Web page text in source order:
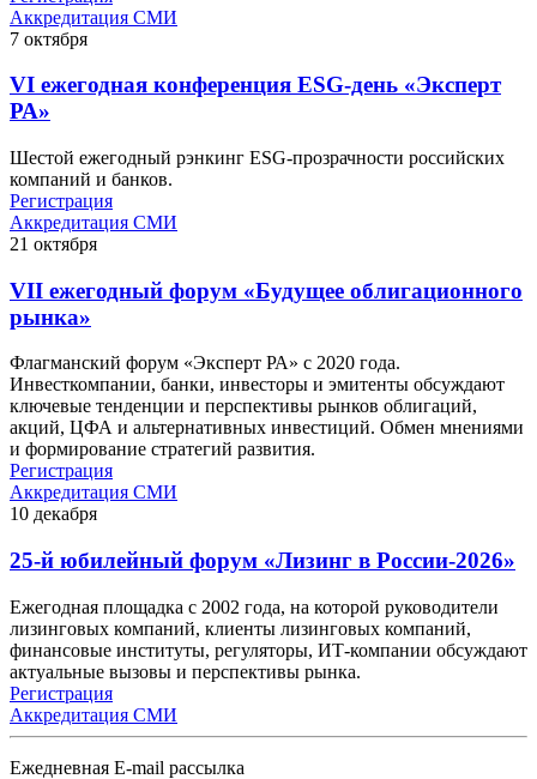
Аккредитация СМИ
7 октября
VI ежегодная конференция ESG-день «Эксперт
РА»
Шестой ежегодный рэнкинг ESG-прозрачности российских
компаний и банков.
Регистрация
Аккредитация СМИ
21 октября
VII ежегодный форум «Будущее облигационного
рынка»
Флагманский форум «Эксперт РА» с 2020 года.
Инвесткомпании, банки, инвесторы и эмитенты обсуждают
ключевые тенденции и перспективы рынков облигаций,
акций, ЦФА и альтернативных инвестиций. Обмен мнениями
и формирование стратегий развития.
Регистрация
Аккредитация СМИ
10 декабря
25-й юбилейный форум «Лизинг в России-2026»
Ежегодная площадка с 2002 года, на которой руководители
лизинговых компаний, клиенты лизинговых компаний,
финансовые институты, регуляторы, ИТ-компании обсуждают
актуальные вызовы и перспективы рынка.
Регистрация
Аккредитация СМИ
Ежедневная E-mail рассылка